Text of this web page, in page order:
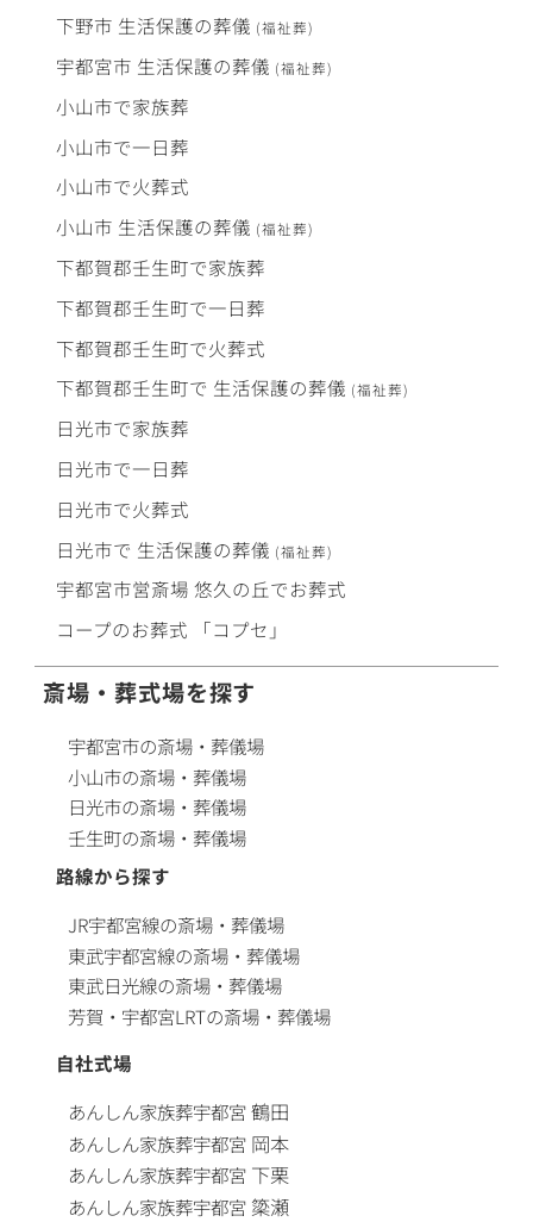
下野市 生活保護の葬儀 (福祉葬)
宇都宮市 生活保護の葬儀 (福祉葬)
小山市で家族葬
小山市で一日葬
小山市で火葬式
小山市 生活保護の葬儀 (福祉葬)
下都賀郡壬生町で家族葬
下都賀郡壬生町で一日葬
下都賀郡壬生町で火葬式
下都賀郡壬生町で 生活保護の葬儀 (福祉葬)
日光市で家族葬
日光市で一日葬
日光市で火葬式
日光市で 生活保護の葬儀 (福祉葬)
宇都宮市営斎場悠久の丘でお葬式
コープのお葬式 「コプセ」
斎場・葬式場を探す
宇都宮市の斎場・葬儀場
小山市の斎場・葬儀場
日光市の斎場・葬儀場
壬生町の斎場・葬儀場
路線から探す
JR宇都宮線の斎場・葬儀場
東武宇都宮線の斎場・葬儀場
東武日光線の斎場・葬儀場
芳賀・宇都宮LRTの斎場・葬儀場
自社式場
あんしん家族葬宇都宮鶴田
あんしん家族葬宇都宮 岡本
あんしん家族葬宇都宮 下栗
あんしん家族葬宇都宮 簗瀬